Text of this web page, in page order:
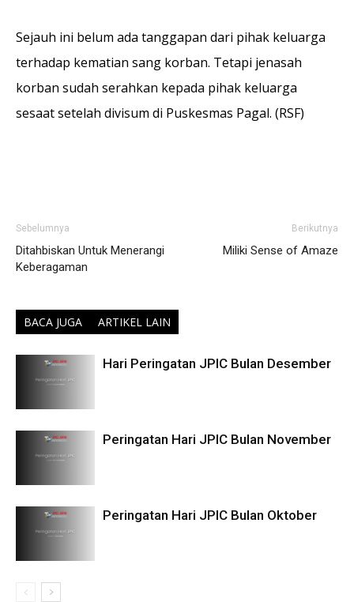
Sejauh ini belum ada tanggapan dari pihak keluarga
terhadap kematian sang korban. Tetapi jenasah
korban sudah serahkan kepada pihak keluarga
sesaat setelah divisum di Puskesmas Pagal. (RSF)
Sebelumnya
Ditahbiskan Untuk Menerangi
Keberagaman
Berikutnya
Miliki Sense of Amaze
BACA JUGA ARTIKEL LAIN
Hari Peringatan JPIC Bulan Desember
Peringatan Hari JPIC Bulan November
Peringatan Hari JPIC Bulan Oktober